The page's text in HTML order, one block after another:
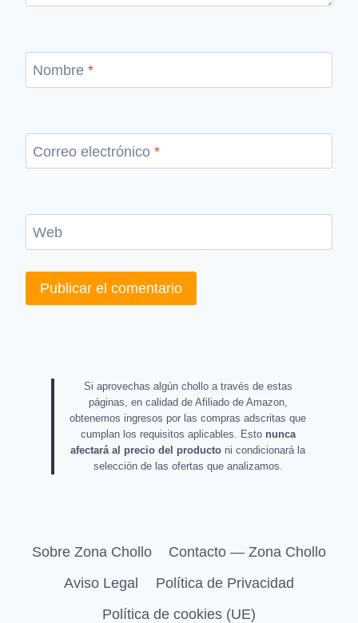
Nombre *
Correo electrónico *
Web
Si aprovechas algún chollo a través de estas
páginas, en calidad de Afiliado de Amazon,
obtenemos ingresos por las compras adscritas que
cumplan los requisitos aplicables. Esto nunca
afectará al precio del producto ni condicionará la
selección de las ofertas que analizamos.
Sobre Zona Chollo
Contacto — Zona Chollo
Aviso Legal
Política de Privacidad
Política de cookies (UE)